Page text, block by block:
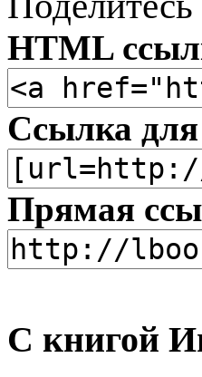
HTML
Ссылка
Прямая
С книгой